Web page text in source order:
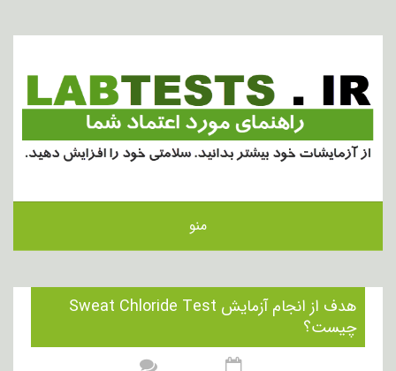
منو
هدف از انجام آزمایش Sweat Chloride Test
چیست؟